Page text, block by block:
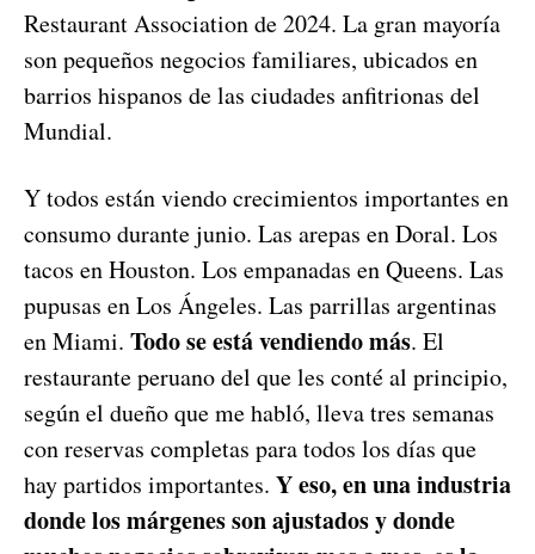
Restaurant Association de 2024. La gran mayoría
son pequeños negocios familiares, ubicados en
barrios hispanos de las ciudades anfitrionas del
Mundial.
Y todos están viendo crecimientos importantes en
consumo durante junio. Las arepas en Doral. Los
tacos en Houston. Los empanadas en Queens. Las
pupusas en Los Ángeles. Las parrillas argentinas
en Miami. Todo se está vendiendo más. El
restaurante peruano del que les conté al principio,
según el dueño que me habló, lleva tres semanas
con reservas completas para todos los días que
hay partidos importantes. Y eso, en una industria
donde los márgenes son ajustados y donde